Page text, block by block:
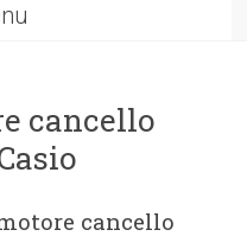
cancello
cancello